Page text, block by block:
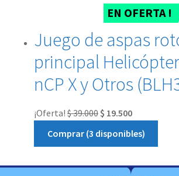
EN OFERTA !
Juego de aspas
principal
nCP X y Otros
¡Oferta! $39.000 $ 19.500
Comprar (3 disponibles)